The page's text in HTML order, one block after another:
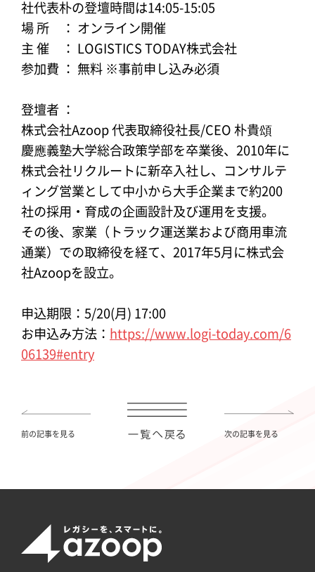
社代表朴の登壇時間は14:05-15:05
場 所 ： オンライン開催
主 催 ： LOGISTICS TODAY株式会社
参加費 ： 無料 ※事前申し込み必須
登壇者 ：
株式会社Azoop 代表取締役社長/CEO 朴貴頌
慶應義塾大学総合政策学部を卒業後、2010年に
株式会社リクルートに新卒入社し、コンサルテ
ィング営業として中小から大手企業まで約200
社の採用・育成の企画設計及び運用を支援。
その後、家業（トラック運送業および商用車流
通業）での取締役を経て、2017年5月に株式会
社Azoopを設立。
申込期限：5/20(月) 17:00
お申込み方法： https://www.logi-today.com/6
06139#entry
前の記事を見る 次の記事を見る